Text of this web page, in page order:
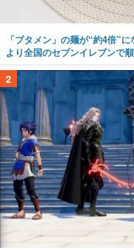
「ブタメン」の麺が“約4倍”
より全国のセブンイレブンで
2